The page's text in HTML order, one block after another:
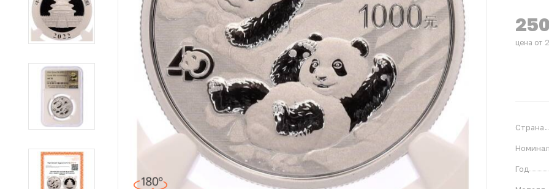
Иностранные монеты
Неофициальные выпуски монет (Unusual)
Античные и средневековые монеты
Наборы монет
цена от
Страна
Номинал
Год